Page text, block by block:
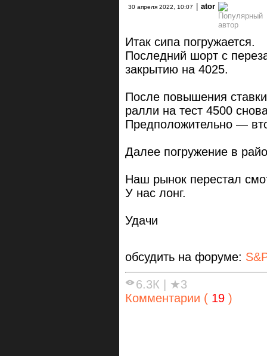
30 апреля 2022, 10:07 ator
Итак сипа погружается.
Последний шорт с
закрытию на 4025.
После повышения
ралли на тест 4500
Предположительно —
Далее погружение в
Наш рынок перестал
У нас лонг.
Удачи
обсудить на форуме:
6.3К | ★3
Комментарии ( 19 )